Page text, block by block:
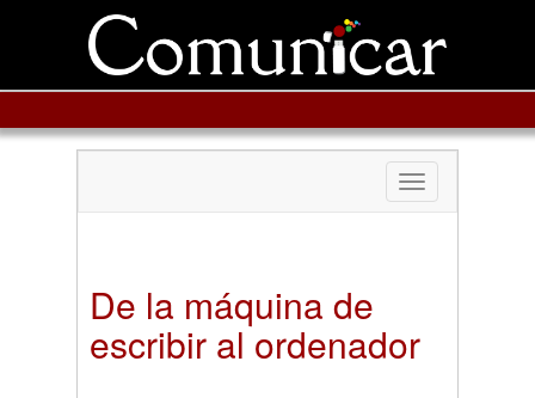
Toggle
navigation
De la máquina de
escribir al ordenador